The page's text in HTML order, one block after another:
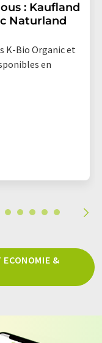
: Kaufland
Naturland
K-Bio Organic et
en
ECONOMIE &